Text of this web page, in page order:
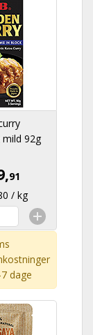
mild 92g
91
/ kg
dage